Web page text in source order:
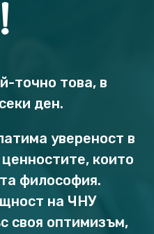
точно това, в
ден.
увереност в
които
философия.
на ЧНУ
своя оптимизъм,